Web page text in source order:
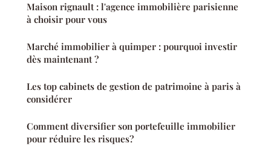
Maison rignault : l'agence immobilière parisienne
à choisir pour vous
Marché immobilier à quimper : pourquoi investir
dès maintenant ?
Les top cabinets de gestion de patrimoine à paris à
considérer
Comment diversifier son portefeuille immobilier
pour réduire les risques?